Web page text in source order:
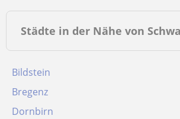
Städte in der Nähe von
Bildstein
Bregenz
Dornbirn